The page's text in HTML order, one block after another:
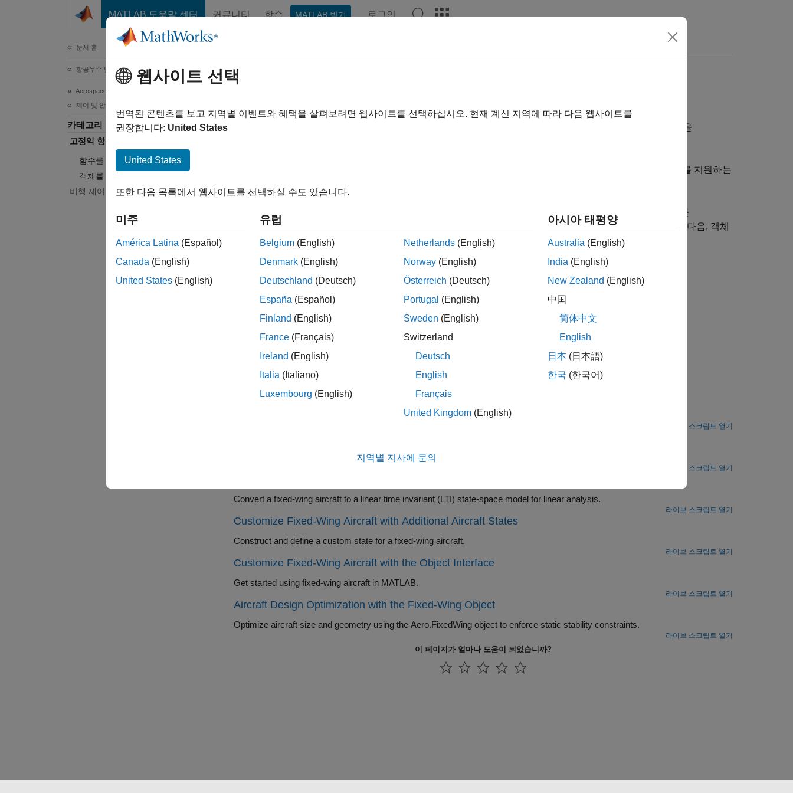
MATLAB 도움말 센터 커뮤니티 학습 MATLAB 받기 로그인
문서 홈
항공우주 및 국방
Aerospace Toolbox
제어 및 안정성 분석
카테고리
고정익 항공기 응용 분야
함수를 이용한 고정익 항공기 생성
객체를 사용한 고정익 항공기 생성
비행 제어 분석
고정익 항공기 응용 분야
함수와 객체를 활용하여 완전 구현된 고정익 솔루션 사용
정적 안정성 및 선형화 등의 항공기 분석을 위해 완전 구현된 고정익 솔루션(fully realized fixed-wing solution)을
함수와 이를 지원하는
객체와 그 지원 객체를
사용하십시오. 이 인터페이스는 고정익 항공기 설계 시 입력값에 대한 제어력을 더욱 강화해 줍니다. 그런 다음, 객체
메서드를 사용하여 항공기를 분석하십시오.
함수를 이용한 고정익 항공기 생성
객체를 활용하여 완전 구현된 고정익 솔루션 사용
추천 예제
Get Started with Fixed-Wing Aircraft
Create and use a fixed-wing aircraft in MATLAB®.
라이브 스크립트 열기
Create and analyze a fixed-wing aircraft in MATLAB using Cessna C182 geometry and coefficient data.
라이브 스크립트 열기
Convert a fixed-wing aircraft to a linear time invariant (LTI) state-space model for linear analysis.
라이브 스크립트 열기
Customize Fixed-Wing Aircraft with Additional Aircraft States
Construct and define a custom state for a fixed-wing aircraft.
라이브 스크립트 열기
Customize Fixed-Wing Aircraft with the Object Interface
Get started using fixed-wing aircraft in MATLAB.
라이브 스크립트 열기
Aircraft Design Optimization with the Fixed-Wing Object
Optimize aircraft size and geometry using the Aero.FixedWing object to enforce static stability constraints.
라이브 스크립트 열기
이 페이지가 얼마나 도움이 되었습니까?
웹사이트 선택
번역된 콘텐츠를 보고 지역별 이벤트와 혜택을 살펴보려면 웹사이트를 선택하십시오. 현재 계신 지역에 따라 다음 웹사이트를
권장합니다: United States
United States
또한 다음 목록에서 웹사이트를 선택하실 수도 있습니다.
미주
América Latina (Español)
Canada (English)
United States (English)
유럽
Belgium (English)
Denmark (English)
Deutschland (Deutsch)
España (Español)
Finland (English)
France (Français)
Ireland (English)
Italia (Italiano)
Luxembourg (English)
Netherlands (English)
Norway (English)
Österreich (Deutsch)
Portugal (English)
Sweden (English)
Switzerland
Deutsch
English
Français
United Kingdom (English)
아시아 태평양
Australia (English)
India (English)
New Zealand (English)
中国
简体中文
English
日本 (日本語)
한국 (한국어)
지역별 지사에 문의